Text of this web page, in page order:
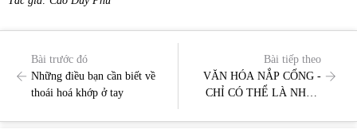
Bài trước đó
Những điều bạn cần biết về
thoái hoá khớp ở tay
Bài tiếp theo
VĂN HÓA NẮP CỐNG -
CHỈ CÓ THỂ LÀ NHẬT